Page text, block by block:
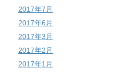
2017年7月
2017年6月
2017年3月
2017年2月
2017年1月